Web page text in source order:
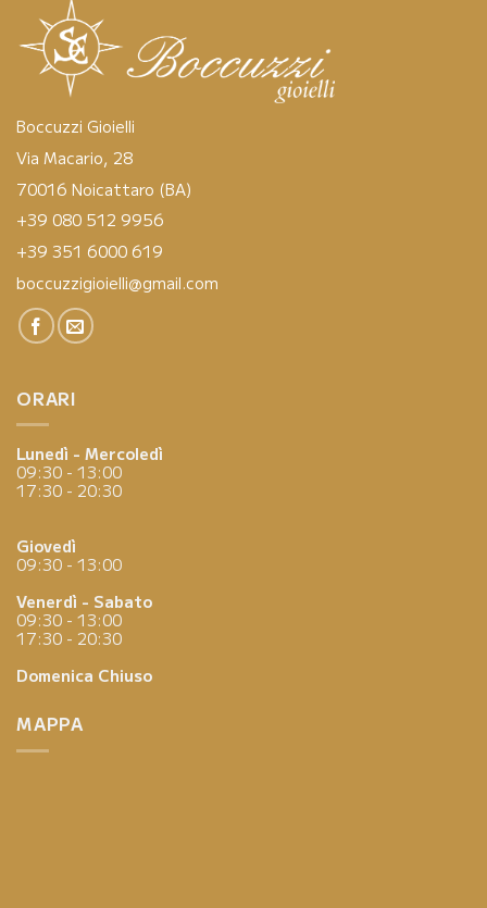
Boccuzzi Gioielli
Via Macario, 28
70016 Noicattaro (BA)
+39 080 512 9956
+39 351 6000 619
boccuzzigioielli@gmail.com
ORARI
Lunedì - Mercoledì
09:30 - 13:00
17:30 - 20:30
Giovedì
09:30 - 13:00
Venerdì - Sabato
09:30 - 13:00
17:30 - 20:30
Domenica Chiuso
MAPPA